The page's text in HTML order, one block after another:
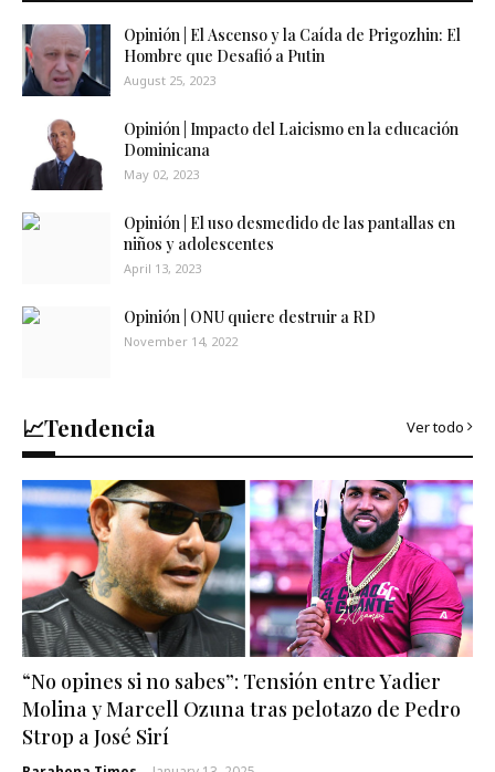
Opinión | El Ascenso y la Caída de Prigozhin: El
Hombre que Desafió a Putin
August 25, 2023
Opinión | Impacto del Laicismo en la educación
Dominicana
May 02, 2023
Opinión | El uso desmedido de las pantallas en
niños y adolescentes
April 13, 2023
Opinión | ONU quiere destruir a RD
November 14, 2022
📈Tendencia Ver todo
“No opines si no sabes”: Tensión entre Yadier
Molina y Marcell Ozuna tras pelotazo de Pedro
Strop a José Sirí